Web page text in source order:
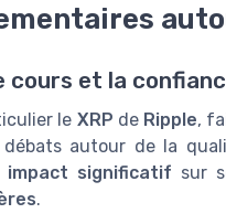
cours et la
le XRP de Ripple,
autour de la
impact significatif sur
.